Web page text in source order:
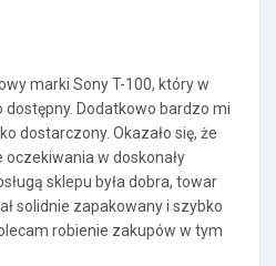
marki Sony T-100, który w
Dodatkowo bardzo mi
dostarczony. Okazało się, że
oczekiwania w doskonały
sklepu była dobra, towar
solidnie zapakowany i szybko
robienie zakupów w tym